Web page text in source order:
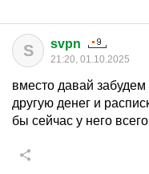
S svpn
21:20, 01.10.2025
вместо давай
другую денег и
бы сейчас у него всего